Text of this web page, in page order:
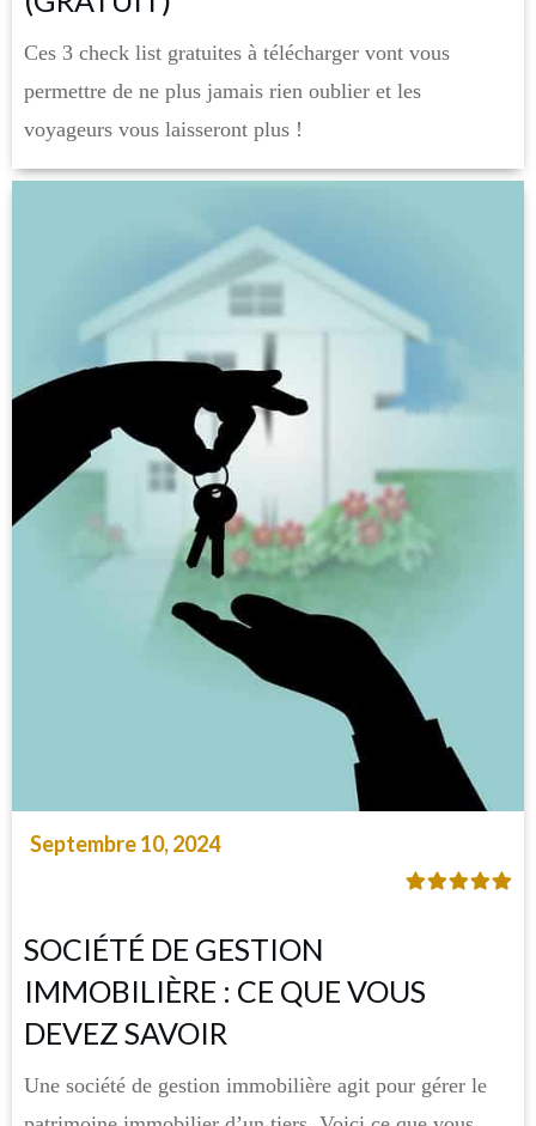
Ces 3 check list gratuites à télécharger vont vous
permettre de ne plus jamais rien oublier et les
voyageurs vous laisseront plus !
Septembre 10, 2024
SOCIÉTÉ DE GESTION
IMMOBILIÈRE : CE QUE VOUS
DEVEZ SAVOIR
Une société de gestion immobilière agit pour gérer le